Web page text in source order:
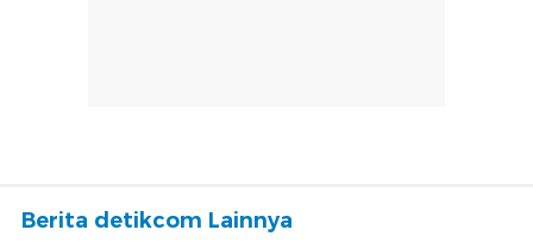
Berita detikcom Lainnya